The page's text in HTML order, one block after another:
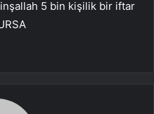
5 bin kişilik bir iftar